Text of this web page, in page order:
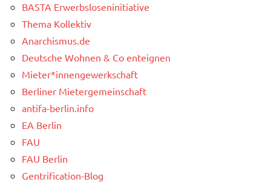
BASTA Erwerbsloseninitiative
Thema Kollektiv
Anarchismus.de
Deutsche Wohnen & Co enteignen
Mieter*innengewerkschaft
Berliner Mietergemeinschaft
antifa-berlin.info
EA Berlin
FAU
FAU Berlin
Gentrification-Blog